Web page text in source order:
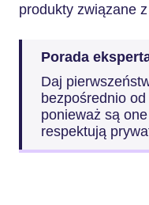
produkty związane
Porada
Daj
bezpośrednio
ponieważ są
respektują